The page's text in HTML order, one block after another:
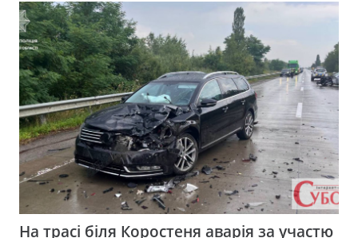
На трасі біля Коростеня аварія за участю